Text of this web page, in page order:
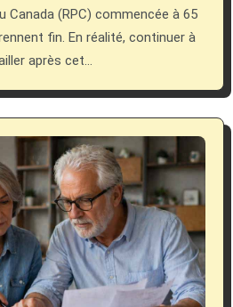
Canada (RPC) commencée à 65
fin. En réalité, continuer à
après cet…